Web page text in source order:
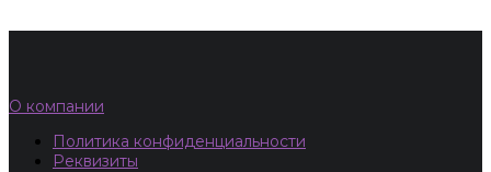
О компании
Политика конфиденциальности
Реквизиты